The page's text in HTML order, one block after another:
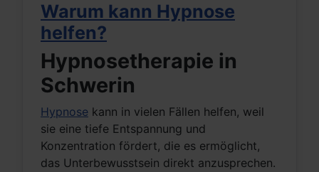
Warum kann Hypnose
helfen?
Hypnosetherapie in
Schwerin
Hypnose kann in vielen Fällen helfen, weil
sie eine tiefe Entspannung und
Konzentration fördert, die es ermöglicht,
das Unterbewusstsein direkt anzusprechen.